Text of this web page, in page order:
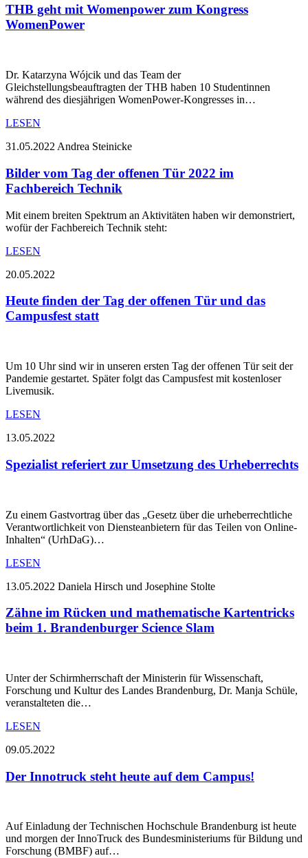
THB geht mit Womenpower zum Kongress
WomenPower
Dr. Katarzyna Wójcik und das Team der
Gleichstellungsbeauftragten der THB haben 10 Studentinnen
während des diesjährigen WomenPower-Kongresses in…
LESEN
31.05.2022 Andrea Steinicke
Bilder vom Tag der offenen Tür 2022 im
Fachbereich Technik
Mit einem breiten Spektrum an Aktivitäten haben wir demonstriert,
wofür der Fachbereich Technik steht:
LESEN
20.05.2022
Heute finden der Tag der offenen Tür und das
Campusfest statt
Um 10 Uhr sind wir in unseren ersten Tag der offenen Tür seit der
Pandemie gestartet. Später folgt das Campusfest mit kostenloser
Livemusik.
LESEN
13.05.2022
Spezialist referiert zur Umsetzung des Urheberrechts
Zu einem Gastvortrag über das „Gesetz über die urheberrechtliche
Verantwortlichkeit von Diensteanbietern für das Teilen von Online-
Inhalten“ (UrhDaG)…
LESEN
13.05.2022 Daniela Hirsch und Josephine Stolte
Zähne im Rücken und mathematische Kartentricks
beim 1. Brandenburger Science Slam
Unter der Schirmherrschaft der Ministerin für Wissenschaft,
Forschung und Kultur des Landes Brandenburg, Dr. Manja Schüle,
veranstalteten die…
LESEN
09.05.2022
Der Innotruck steht heute auf dem Campus!
Auf Einladung der Technischen Hochschule Brandenburg ist heute
und morgen der InnoTruck des Bundesministeriums für Bildung und
Forschung (BMBF) auf…